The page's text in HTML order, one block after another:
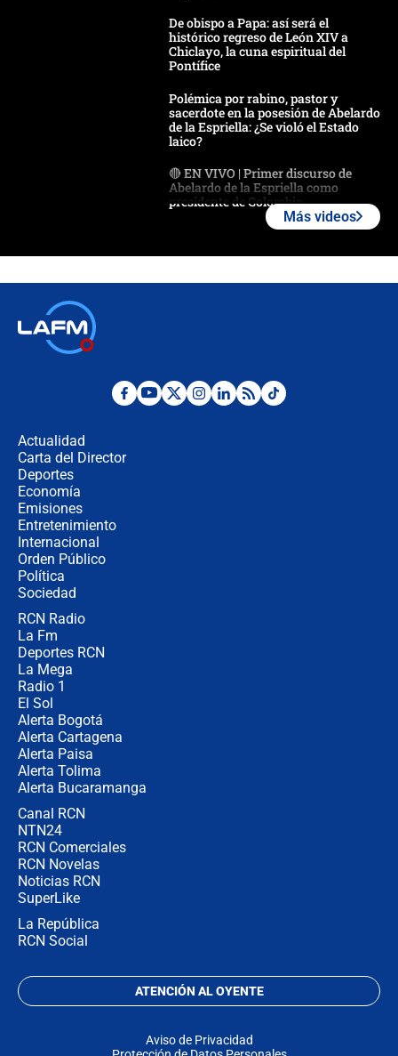
De obispo a Papa: así será el
histórico regreso de León XIV a
Chiclayo, la cuna espiritual del
Pontífice
Polémica por rabino, pastor y
sacerdote en la posesión de Abelardo
de la Espriella: ¿Se violó el Estado
laico?
🔴 EN VIVO | Primer discurso de
Abelardo de la Espriella como
presidente de Colombia
Desde dermatitis hasta infecciones:
Más videos
Actualidad
Carta del Director
Deportes
Economía
Emisiones
Entretenimiento
Internacional
Orden Público
Política
Sociedad
RCN Radio
La Fm
Deportes RCN
La Mega
Radio 1
El Sol
Alerta Bogotá
Alerta Cartagena
Alerta Paisa
Alerta Tolima
Alerta Bucaramanga
Canal RCN
NTN24
RCN Comerciales
RCN Novelas
Noticias RCN
SuperLike
La República
RCN Social
ATENCIÓN AL OYENTE
Aviso de Privacidad